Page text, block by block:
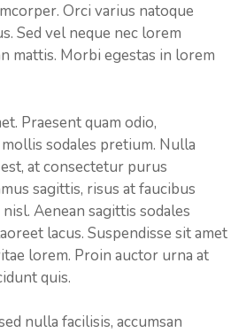
Orci varius natoque
Sed vel neque nec lorem
mattis. Morbi egestas in lorem
Praesent quam odio,
sodales pretium. Nulla
at consectetur purus
sagittis, risus at faucibus
Aenean sagittis sodales
lacus. Suspendisse sit amet
lorem. Proin auctor urna at
quis.
nulla facilisis, accumsan